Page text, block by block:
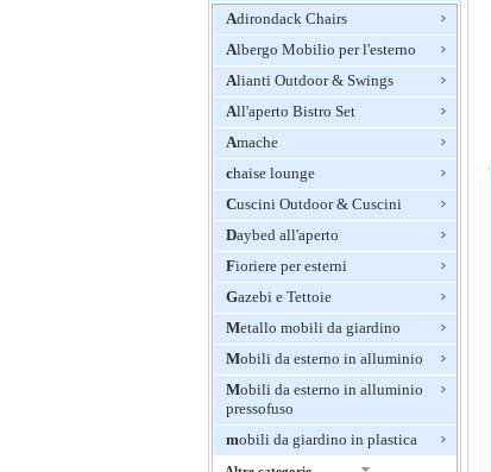
Adirondack Chairs
Albergo Mobilio per l'esterno
Alianti Outdoor & Swings
All'aperto Bistro Set
Amache
chaise lounge
Cuscini Outdoor & Cuscini
Daybed all'aperto
Fioriere per esterni
Gazebi e Tettoie
Metallo mobili da giardino
Mobili da esterno in alluminio
Mobili da esterno in alluminio
pressofuso
mobili da giardino in plastica
Outdoor
Wicker
Hotel Furniture
1